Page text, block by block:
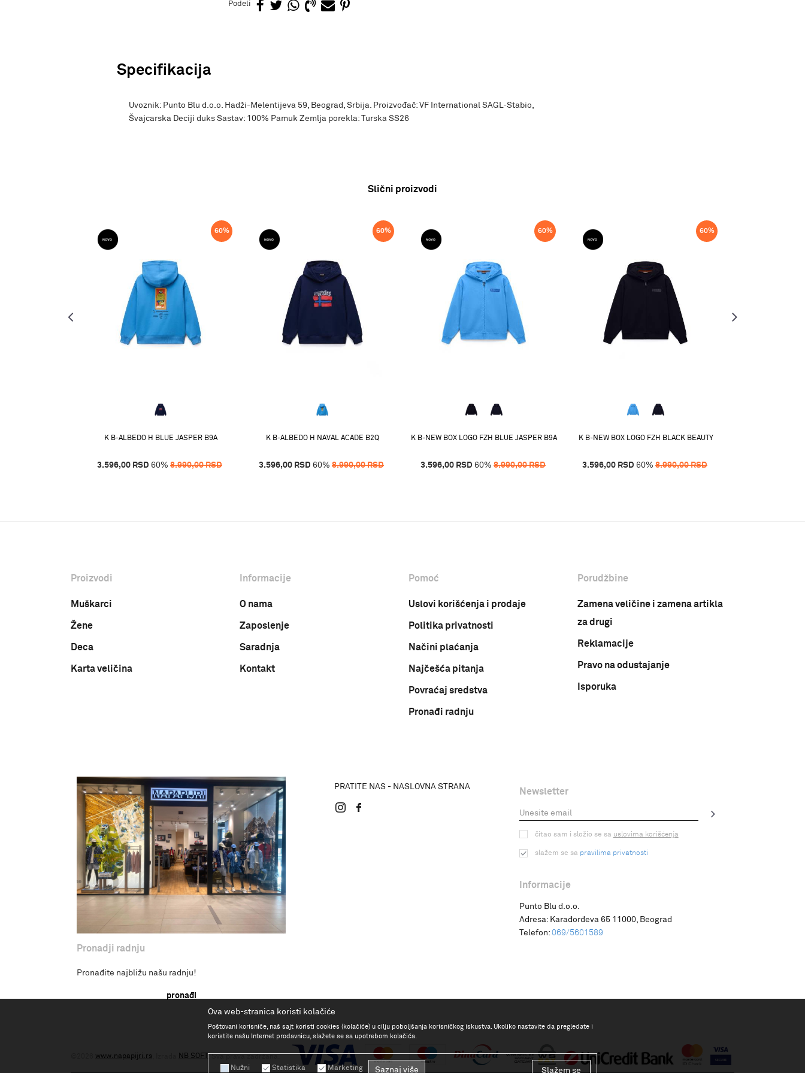
Podeli
Specifikacija
Uvoznik: Punto Blu d.o.o. Hadži-Melentijeva 59, Beograd, Srbija. Proizvođač: VF International SAGL-Stabio,
Švajcarska Deciji duks Sastav: 100% Pamuk Zemlja porekla: Turska SS26
Slični proizvodi
60%
K B-ALBEDO H BLUE JASPER B9A
3.596,00 RSD 60% 8.990,00RSD
60%
K B-ALBEDO H NAVAL ACADE B2Q
3.596,00 RSD 60% 8.990,00RSD
60%
K B-NEW BOX LOGO FZH BLUE JASPER B9A
3.596,00 RSD 60% 8.990,00RSD
60%
K B-NEW BOX LOGO FZH BLACK BEAUTY
3.596,00 RSD 60% 8.990,00RSD
Proizvodi
Muškarci
Žene
Deca
Karta veličina
Informacije
O nama
Zaposlenje
Saradnja
Kontakt
Pomoć
Uslovi korišćenja i prodaje
Politika privatnosti
Načini plaćanja
Najčešća pitanja
Povraćaj sredstva
Pronađi radnju
Porudžbine
Zamena veličine i zamena artikla
za drugi
Reklamacije
Pravo na odustajanje
Isporuka
Pronadji radnju
Pronađite najbližu našu radnju!
pronađi
PRATITE NAS - NASLOVNA STRANA Newsletter
čitao sam i složio se sa uslovima korišćenja
slažem se sa pravilima privatnosti
Informacije
Punto Blu d.o.o.
Adresa: Karađorđeva 65 11000, Beograd
Telefon: 069/5601589
www.napapijri.rs NB SOFT
Ova web-stranica koristi kolačiće
Poštovani korisniče, naš sajt koristi cookies (kolačiće) u cilju poboljšanja korisničkog iskustva. Ukoliko nastavite da pregledate i
koristite našu Internet prodavnicu, slažete se sa upotrebom kolačića.
Nužni Statistika Marketing Saznaj više Slažem se